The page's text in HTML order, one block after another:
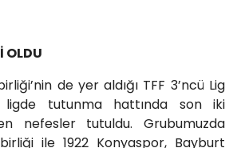
OLDU
de yer aldığı TFF 3’ncü Lig
ligde tutunma hattında son iki
nefesler tutuldu. Grubumuzda
ile 1922 Konyaspor, Bayburt